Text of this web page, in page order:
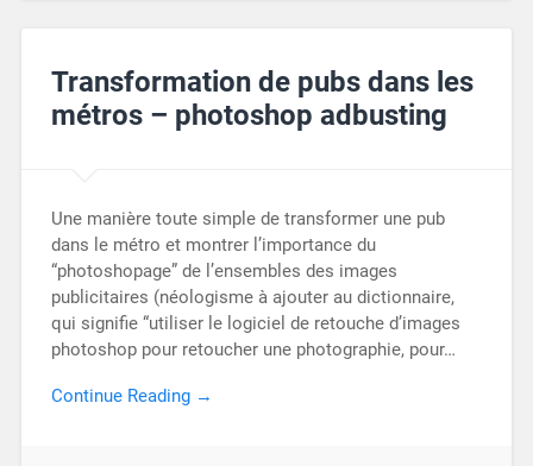
Transformation de pubs dans les
métros – photoshop adbusting
Une manière toute simple de transformer une pub
dans le métro et montrer l’importance du
“photoshopage” de l’ensembles des images
publicitaires (néologisme à ajouter au dictionnaire,
qui signifie “utiliser le logiciel de retouche d’images
photoshop pour retoucher une photographie, pour…
Continue Reading →